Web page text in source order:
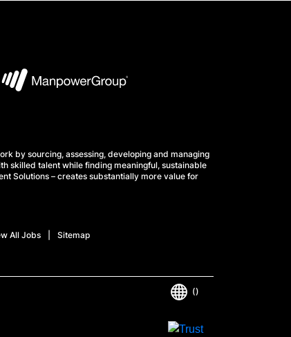
by sourcing, assessing, developing and managing
skilled talent while finding meaningful, sustainable
Solutions – creates substantially more value for
All Jobs Sitemap
()